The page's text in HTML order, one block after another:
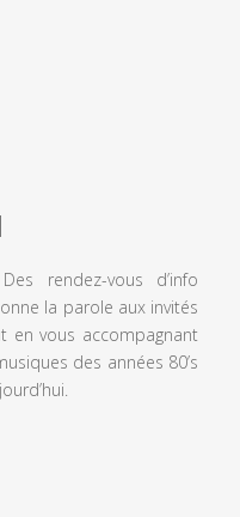
rendez-vous d’info
la parole aux invités
en vous accompagnant
des années 80’s